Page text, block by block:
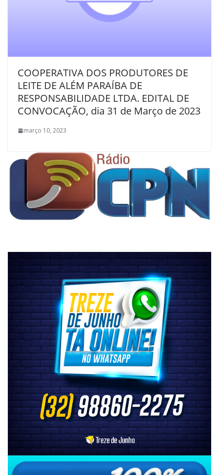
COOPERATIVA DOS PRODUTORES DE
LEITE DE ALÉM PARAÍBA DE
RESPONSABILIDADE LTDA. EDITAL DE
CONVOCAÇÃO, dia 31 de Março de 2023
março 10, 2023